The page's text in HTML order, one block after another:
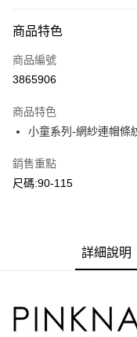
信用卡一次付款
超商取貨付款
Apple Pay
Google Pay
ATM付款
每筆NT$80，滿
每筆NT$80，滿
商品特色
商品編號
3865906
商品特色
小童系列-網紗連帽條
銷售重點
尺碼:90-115
詳細說明